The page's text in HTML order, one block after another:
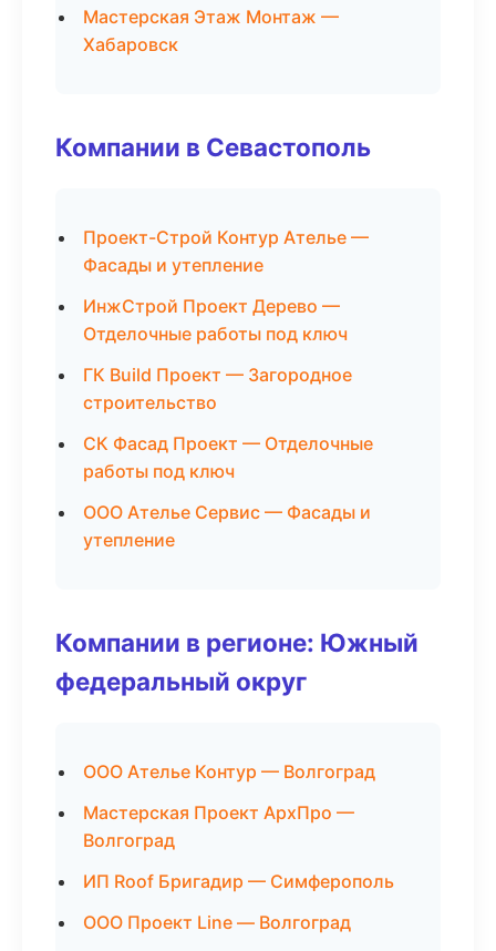
Мастерская Этаж Монтаж —
Хабаровск
Компании в Севастополь
Проект-Строй Контур Ателье —
Фасады и утепление
ИнжСтрой Проект Дерево —
Отделочные работы под ключ
ГК Build Проект — Загородное
строительство
СК Фасад Проект — Отделочные
работы под ключ
ООО Ателье Сервис — Фасады и
утепление
Компании в регионе: Южный
федеральный округ
ООО Ателье Контур — Волгоград
Мастерская Проект АрхПро —
Волгоград
ИП Roof Бригадир — Симферополь
ООО Проект Line — Волгоград